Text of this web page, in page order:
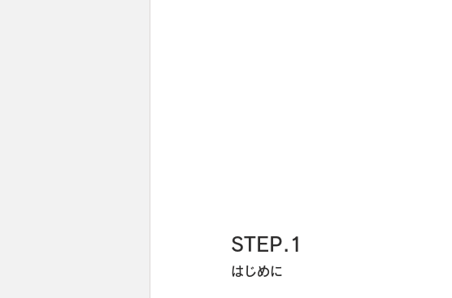
STEP.1
はじめに